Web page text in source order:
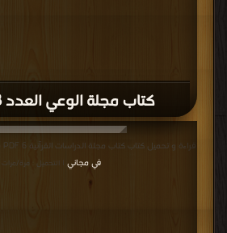
كتاب مجلة الوعي العدد 518 PDF
قراءة و تحميل كتاب كتاب مجلة الدراسات القرآنية 6 PDF مجانا | مكتبة >
في مجاني | التحميل : مرة/مرات